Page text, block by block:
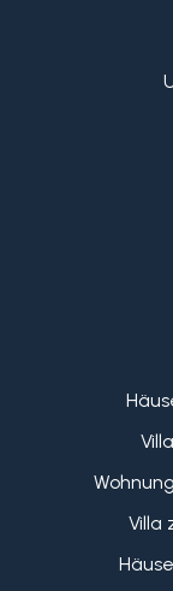
vereint
einem
privaten
Stränden
Villa